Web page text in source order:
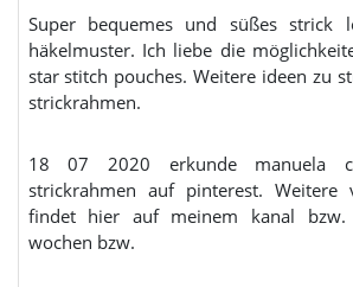
Super bequemes und süßes strick
häkelmuster. Ich liebe die
star stitch pouches. Weitere ideen zu
strickrahmen.
18 07 2020 erkunde manuela
strickrahmen auf pinterest.
findet hier auf meinem kanal bzw.
wochen bzw.